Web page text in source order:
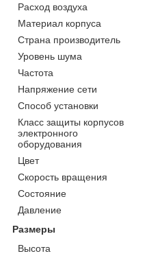
Расход воздуха
Материал корпуса
Страна производитель
Уровень шума
Частота
Напряжение сети
Способ установки
Класс защиты корпусов
электронного
оборудования
Цвет
Скорость вращения
Состояние
Давление
Размеры
Высота